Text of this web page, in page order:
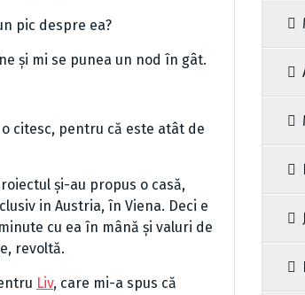
pic despre ea?
și mi se punea un nod în gât.
citesc, pentru că este atât de
și-au propus o casă,
in Austria, în Viena. Deci e
cu ea în mână și valuri de
revoltă.
Liv, care mi-a spus că